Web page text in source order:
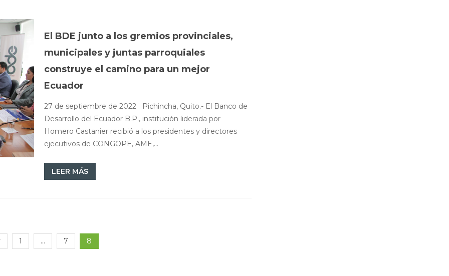
El BDE junto a los gremios provinciales,
municipales y juntas parroquiales
construye el camino para un mejor
Ecuador
27 de septiembre de 2022 Pichincha, Quito.- El Banco de
Desarrollo del Ecuador B.P., institución liderada por
Homero Castanier recibió a los presidentes y directores
ejecutivos de CONGOPE, AME,...
LEER MÁS
1 … 7 8